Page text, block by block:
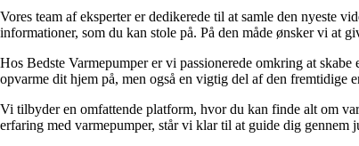
Vores team af eksperter er dedikerede til at samle den nyeste
informationer, som du kan stole på. På den måde ønsker vi at
Hos Bedste Varmepumper er vi passionerede omkring at
opvarme dit hjem på, men også en vigtig del af den fremtidige
Vi tilbyder en omfattende platform, hvor du kan finde alt om
erfaring med varmepumper, står vi klar til at guide dig